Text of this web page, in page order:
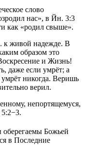
слово
нас», в Йн. 3:3
как «родил свыше».
к живой надежде. В
образом это
и Жизнь!
даже если умрёт; а
никогда. Веришь
верил.
непортящемуся,
оберегаемы Божьей
в Последние